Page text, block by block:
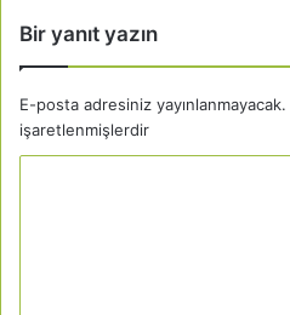
Bir yanıt yazın
E-posta adresiniz yayınlanmayacak.
işaretlenmişlerdir